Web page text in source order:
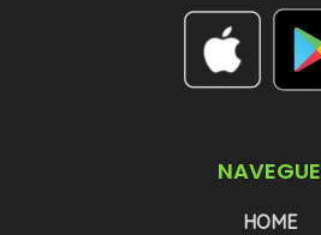
NAVEGUE
HOME